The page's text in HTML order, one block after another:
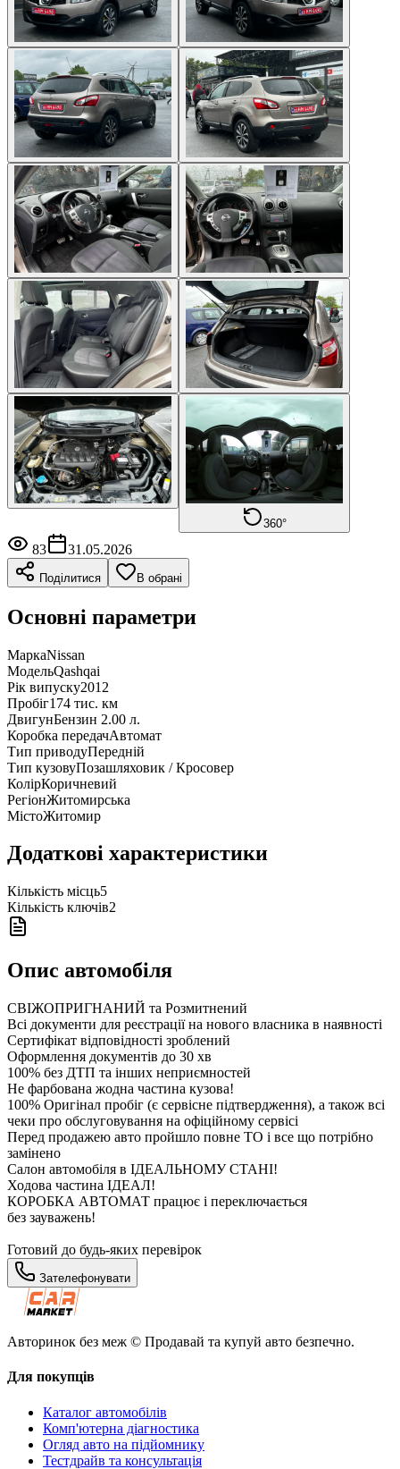
360°
83 31.05.2026
Поділитися В обрані
Основні параметри
МаркаNissan
МодельQashqai
Рік випуску2012
Пробіг174 тис. км
ДвигунБензин 2.00 л.
Коробка передачАвтомат
Тип приводуПередній
Тип кузовуПозашляховик / Кросовер
КолірКоричневий
РегіонЖитомирська
МістоЖитомир
Додаткові характеристики
Кількість місць5
Кількість ключів2
Опис автомобіля
СВІЖОПРИГНАНИЙ та Розмитнений
Всі документи для реєстрації на нового власника в наявності
Сертифікат відповідності зроблений
Оформлення документів до 30 хв
100% без ДТП та інших неприємностей
Не фарбована жодна частина кузова!
100% Оригінал пробіг (є сервісне підтвердження), а також всі
чеки про обслуговування на офіційному сервісі
Перед продажею авто пройшло повне ТО і все що потрібно
замінено
Салон автомобіля в ІДЕАЛЬНОМУ СТАНІ!
Ходова частина ІДЕАЛ!
КОРОБКА АВТОМАТ працює і переключається
без зауважень!
Готовий до будь-яких перевірок
Зателефонувати
Авторинок без меж © Продавай та купуй авто безпечно.
Для покупців
Каталог автомобілів
Комп'ютерна діагностика
Огляд авто на підйомнику
Тестдрайв та консультація